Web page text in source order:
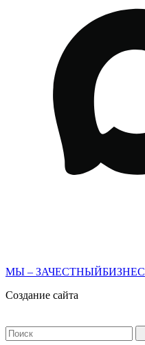
МЫ – ЗАЧЕСТНЫЙБИЗНЕС
Создание сайта